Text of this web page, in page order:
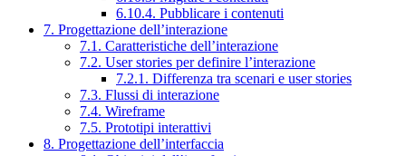
6.10.4. Pubblicare i contenuti
7. Progettazione dell’interazione
7.1. Caratteristiche dell’interazione
7.2. User stories per definire l’interazione
7.2.1. Differenza tra scenari e user stories
7.3. Flussi di interazione
7.4. Wireframe
7.5. Prototipi interattivi
8. Progettazione dell’interfaccia